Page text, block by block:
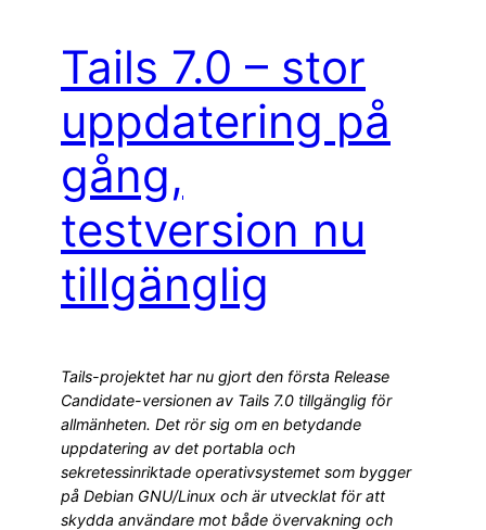
Tails 7.0 – stor
uppdatering på
gång,
testversion nu
tillgänglig
Tails-projektet har nu gjort den första Release
Candidate-versionen av Tails 7.0 tillgänglig för
allmänheten. Det rör sig om en betydande
uppdatering av det portabla och
sekretessinriktade operativsystemet som bygger
på Debian GNU/Linux och är utvecklat för att
skydda användare mot både övervakning och